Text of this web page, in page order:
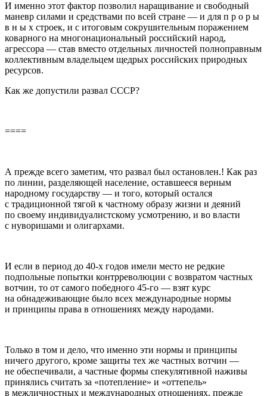
И именно этот фактор позволил наращивание и свободный
маневр силами и средствами по всей стране — и для п р о р ы
в н ы х строек, и с итоговым сокрушительным поражением
коварного на многонациональный российский народ,
агрессора — став вместо отдельных личностей полноправным
коллективным владельцем щедрых российских природных
ресурсов.
Как же допустили развал СССР?
====
А прежде всего заметим, что развал был остановлен.! Как раз
по линии, разделяющей население, оставшееся верным
народному государству — и того, который остался
с традиционной тягой к частному образу жизни и деяний
по своему индивидуалистскому усмотрению, и во власти
с нуворишами и олигархами.
И если в период до 40-х годов имели место не редкие
подпольные попытки контрреволюции с возвратом частных
вотчин, то от самого победного 45-го — взят курс
на обнадеживающие было всех международные нормы
и принципы права в отношениях между народами.
Только в том и дело, что именно эти нормы и принципы
ничего другого, кроме защиты тех же частных вотчин —
не обеспечивали, а частные формы спекулятивной наживы
принялись считать за «потепление» и «оттепель»
в межличностных и международных отношениях, прежде